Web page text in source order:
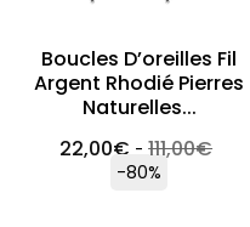
Boucles D’oreilles Fil
Argent Rhodié Pierres
Naturelles...
22,00€ -111,00€
-80%